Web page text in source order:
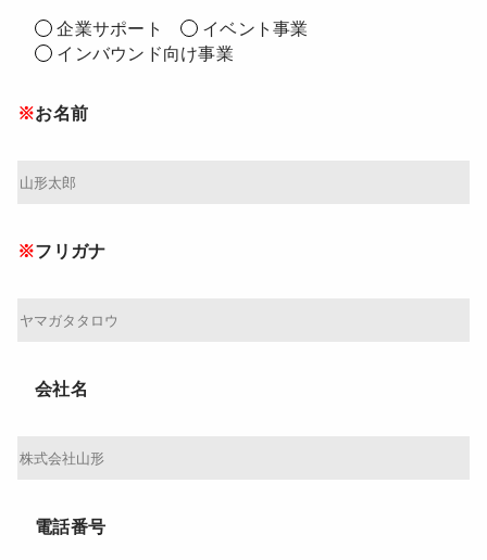
企業サポート
イベント事業
インバウンド向け事業
お名前
フリガナ
会社名
電話番号